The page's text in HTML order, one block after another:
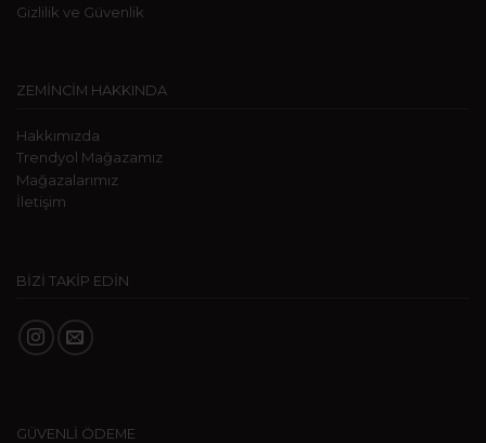
Gizlilik ve Güvenlik
ZEMİNCİM HAKKINDA
Hakkımızda
Trendyol Mağazamız
Mağazalarımız
İletişim
BİZİ TAKİP EDİN
GÜVENLİ ÖDEME